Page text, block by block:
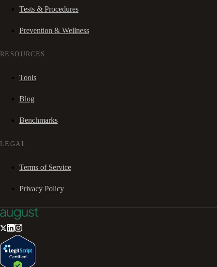
Tests & Procedures
Prevention & Wellness
RESOURCES
Tools
Blog
Benchmarks
LEGAL
Terms of Service
Privacy Policy